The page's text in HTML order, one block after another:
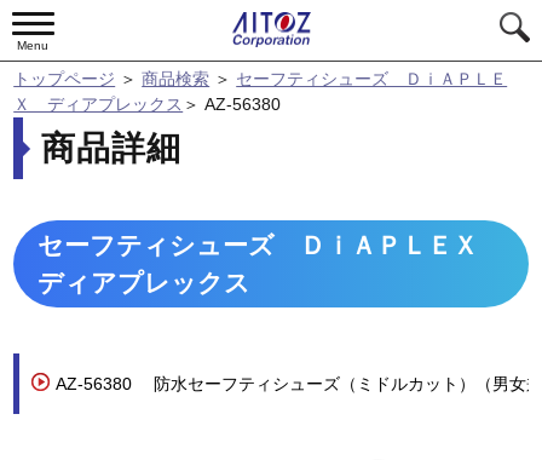
Menu
トップページ ＞商品検索 ＞ セーフティシューズ ＤｉＡＰＬＥ
Ｘ ディアプレックス ＞AZ-56380
商品詳細
セーフティシューズ ＤｉＡＰＬＥＸ
ディアプレックス
AZ-56380 防水セーフティシューズ（ミドルカット）（男女